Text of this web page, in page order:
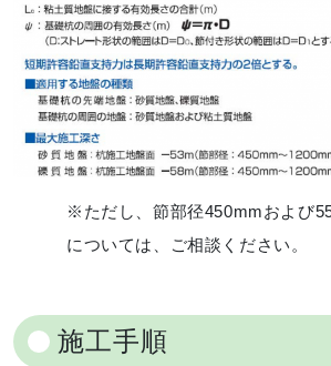
※ただし、節部径450mmおよび
については、ご相談ください。
施工手順